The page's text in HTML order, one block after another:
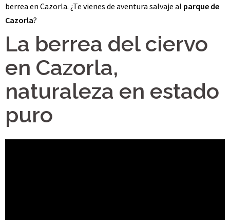
berrea en Cazorla. ¿Te vienes de aventura salvaje al parque de
Cazorla?
La berrea del ciervo
en Cazorla,
naturaleza en estado
puro